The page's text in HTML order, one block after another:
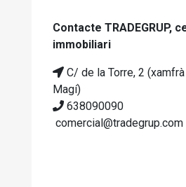
Contacte TRADEGRUP,
immobiliari
C/ de la Torre, 2
Magí)
638090090
comercial@tradegrup.com